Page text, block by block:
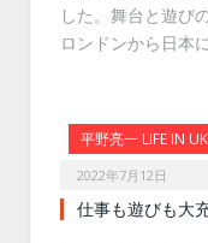
した。舞台と遊び
ロンドンから日本
平野亮一 LIFE IN UK
2022年7月12日
仕事も遊びも大